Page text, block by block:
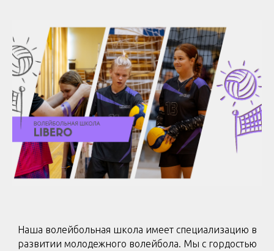
Наша волейбольная школа имеет специализацию в
развитии молодежного волейбола. Мы с гордостью